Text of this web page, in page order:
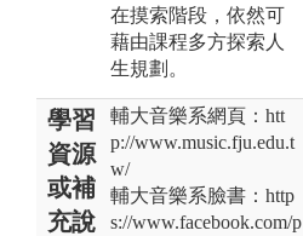
在摸索階段，依然可
藉由課程多方探索人
生規劃。
學習
資源
或補
充說
輔大音樂系網頁：htt
p://www.music.fju.edu.t
w/
輔大音樂系臉書：http
s://www.facebook.com/p